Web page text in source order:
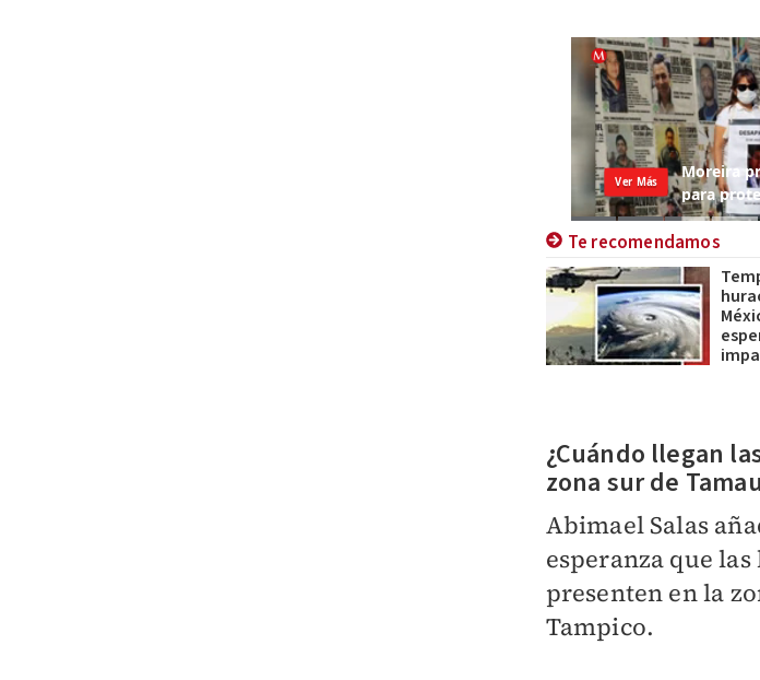
Te recomendamos
¿Cuándo llegan
zona sur de
Abimael Salas
esperanza que
presenten en la
Tampico.